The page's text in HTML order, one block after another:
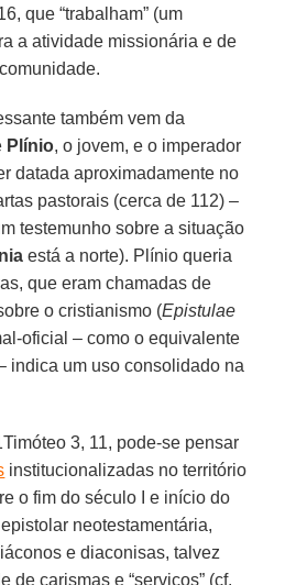
que “trabalham” (um
a atividade missionária e de
também vem da
Plínio, o jovem, e o imperador
datada aproximadamente no
pastorais (cerca de 112) –
testemunho sobre a situação
está a norte). Plínio queria
que eram chamadas de
o cristianismo (Epistulae
oficial – como o equivalente
indica um uso consolidado na
3, 11, pode-se pensar
institucionalizadas no território
o fim do século I e início do
neotestamentária,
e diaconisas, talvez
de carismas e “serviços” (cf.